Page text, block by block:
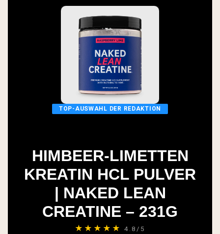
TOP-AUSWAHL DER REDAKTION
HIMBEER-LIMETTEN
KREATIN HCL PULVER
| NAKED LEAN
CREATINE – 231G
★★★★★ 4.8/5